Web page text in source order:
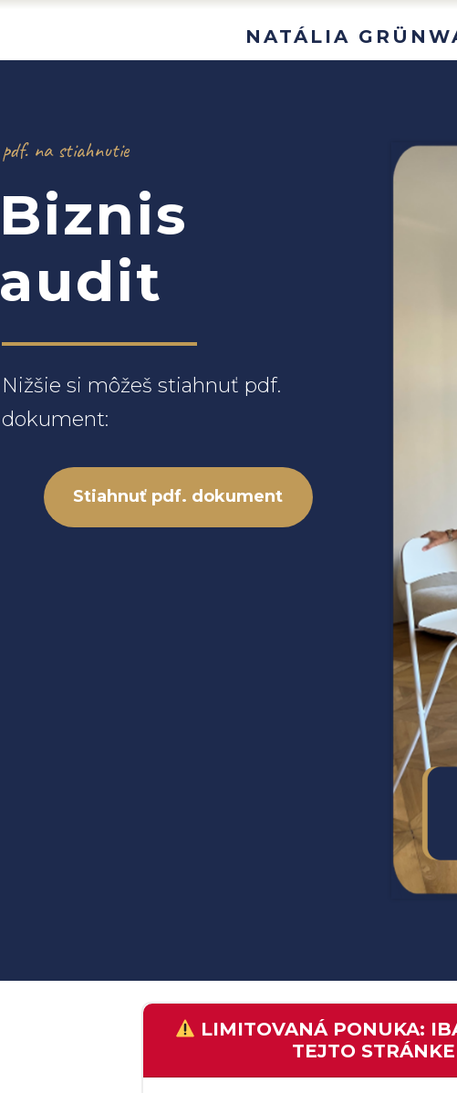
NATÁLIA
pdf. na stiahnutie
Biznis
audit
Nižšie si môžeš stiahnuť pdf.
dokument:
Stiahnuť pdf. dokument
LIMITOVANÁ PONUKA:
TEJTO STRÁNKE